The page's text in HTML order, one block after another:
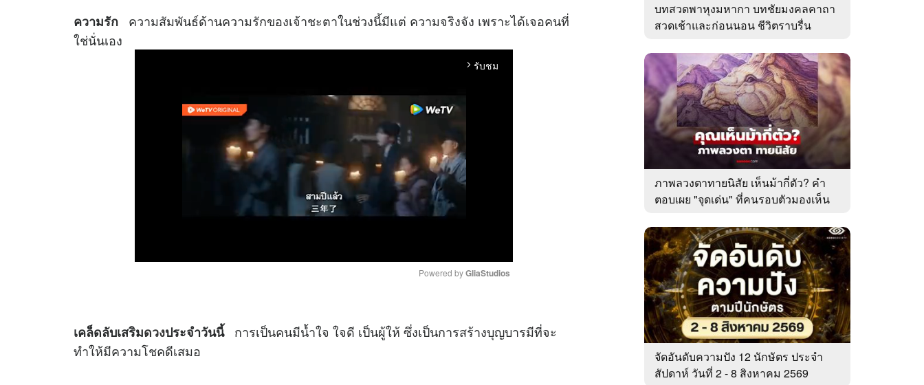
ความรัก ความสัมพันธ์ด้านความรักของเจ้าชะตาในช่วงนี้มีแต่ ความจริงจัง เพราะได้เจอคนที่
ใช่นั่นเอง
arrow_forward_ios รับชม
u
Powered by GliaStudios
เคล็ดลับเสริมดวงประจำวันนี้การเป็นคนมีน้ำใจ ใจดี เป็นผู้ให้ ซึ่งเป็นการสร้างบุญบารมีที่จะ
ทำให้มีความโชคดีเสมอ
บทสวดพาหุงมหากา บทชัยมงคลคาถา
สวดเช้าและก่อนนอน ชีวิตราบรื่น
ภาพลวงตาทายนิสัย เห็นม้ากี่ตัว? คำ
ตอบเผย "จุดเด่น" ที่คนรอบตัวมองเห็น
จัดอันดับความปัง 12 นักษัตร ประจำ
สัปดาห์ วันที่ 2 - 8 สิงหาคม 2569